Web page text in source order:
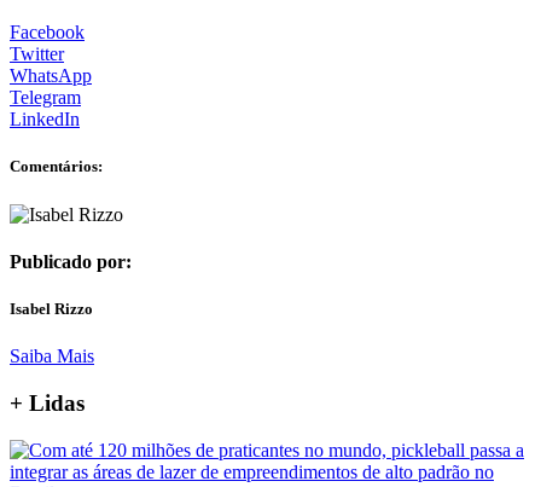
Facebook
Twitter
WhatsApp
Telegram
LinkedIn
Comentários:
Publicado por:
Isabel Rizzo
Saiba Mais
+ Lidas